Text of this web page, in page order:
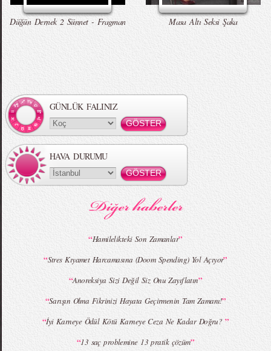
MBFWI - Gülçin Çengel 2015 Yaz
MBFWI - Zeynep Erdoğan 2015 Yaz
MBFWI - Giray Sepin 2015 Yaz Koleksiyonu MBFWI - Burçe Bekrek 2015 Yaz Koleksiyonu
Düğün Dernek 2 Sünnet - Fragman Masa Altı Seksi Şaka
GÜNLÜK FALINIZ
HAVA DURUMU
“Hamilelikteki Son Zamanlar”
“Stres Kıyamet Harcamasına (Doom Spending) Yol Açıyor”
“Anoreksiya Sizi Değil Siz Onu Zayıflatın”
“Sarışın Olma Fikrinizi Hayata Geçirmenin Tam Zamanı!”
“İyi Karneye Ödül Kötü Karneye Ceza Ne Kadar Doğru? ”
“13 saç problemine 13 pratik çözüm”